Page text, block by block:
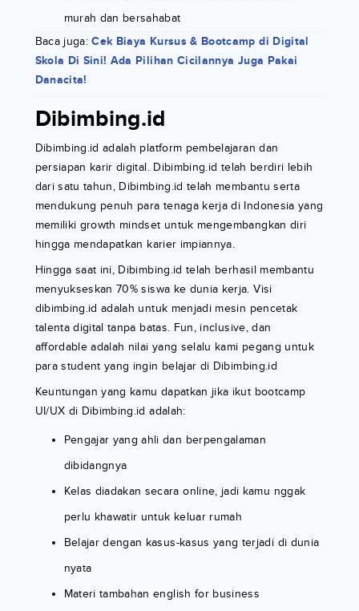
murah dan bersahabat
Baca juga:Cek Biaya Kursus & Bootcamp di Digital
Skola Di Sini! Ada Pilihan Cicilannya Juga Pakai
Danacita!
Dibimbing.id
Dibimbing.id adalah platform pembelajaran dan
persiapan karir digital. Dibimbing.id telah berdiri lebih
dari satu tahun, Dibimbing.id telah membantu serta
mendukung penuh para tenaga kerja di Indonesia yang
memiliki growth mindset untuk mengembangkan diri
hingga mendapatkan karier impiannya.
Hingga saat ini, Dibimbing.id telah berhasil membantu
menyukseskan 70% siswa ke dunia kerja. Visi
dibimbing.id adalah untuk menjadi mesin pencetak
talenta digital tanpa batas. Fun, inclusive, dan
affordable adalah nilai yang selalu kami pegang untuk
para student yang ingin belajar di Dibimbing.id
Keuntungan yang kamu dapatkan jika ikut bootcamp
UI/UX di Dibimbing.id adalah:
Pengajar yang ahli dan berpengalaman
dibidangnya
Kelas diadakan secara online, jadi kamu nggak
perlu khawatir untuk keluar rumah
Belajar dengan kasus-kasus yang terjadi di dunia
nyata
Materi tambahan english for business